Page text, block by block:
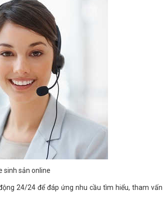
sinh sản online
24/24 để đáp ứng nhu cầu tìm hiểu, tham vấn